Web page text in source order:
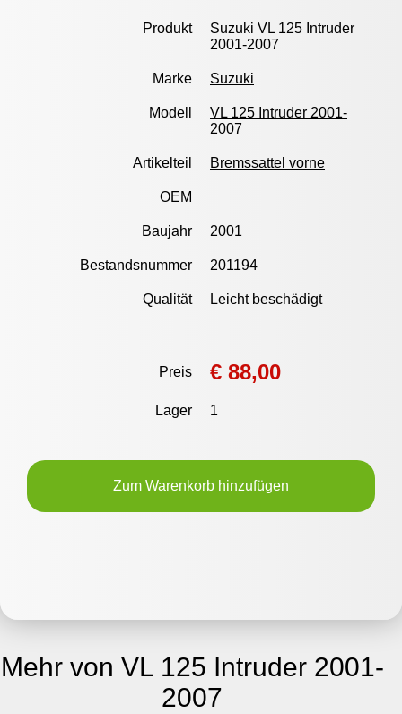
Produkt
Suzuki VL 125 Intruder
2001-2007
Marke Suzuki
Modell
VL 125 Intruder 2001-
2007
Artikelteil Bremssattel vorne
OEM
Baujahr 2001
Bestandsnummer 201194
Qualität Leicht beschädigt
Preis € 88,00
Lager 1
Zum Warenkorb hinzufügen
Mehr von VL 125 Intruder 2001-
2007